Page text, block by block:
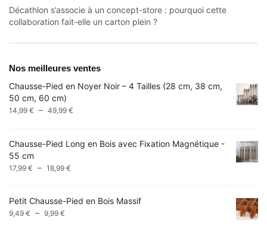
Décathlon s’associe à un concept-store : pourquoi cette
collaboration fait-elle un carton plein ?
Nos meilleures ventes
Chausse-Pied en Noyer Noir – 4 Tailles (28 cm, 38 cm,
50 cm, 60 cm)
14,99 € – 49,99 €
14,99 €
Chausse-Pied Long en Bois avec Fixation Magnétique -
55 cm
17,99 € – 18,99 €
17,99 €
Petit Chausse-Pied en Bois Massif
9,49 € – 9,99 €